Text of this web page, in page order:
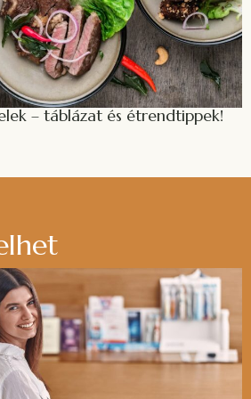
– táblázat és étrendtippek!